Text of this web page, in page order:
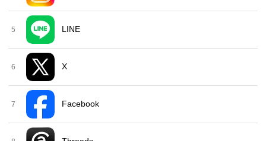
5 LINE
6 X
7 Facebook